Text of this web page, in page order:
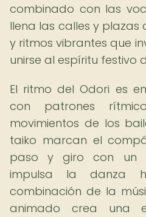
combinado con las
llena las calles y
y ritmos vibrantes que
unirse al espíritu festivo
El ritmo del Odori es
con patrones
movimientos de los
taiko marcan el
paso y giro con un
impulsa la danza
combinación de la
animado crea una